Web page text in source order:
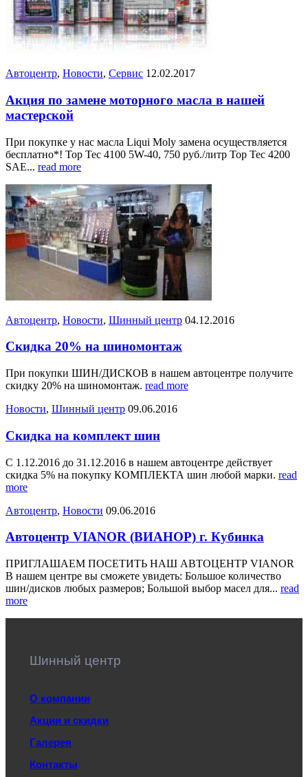
Автоцентр, Новости, Сервис 12.02.2017
Акция по замене моторного масла в нашей
мастерской
При покупке у нас масла Liqui Moly замена осуществляется
бесплатно*! Top Tec 4100 5W-40, 750 руб./литр Top Tec 4200
SAE... read more
Автоцентр, Новости, Шинный центр 04.12.2016
Скидка 20% на шиномонтаж
При покупки ШИН/ДИСКОВ в нашем автоцентре получите
скидку 20% на шиномонтаж. read more
Новости, Шинный центр 09.06.2016
Скидка на комплект шин
С 1.12.2016 до 31.12.2016 в нашем автоцентре действует
скидка 5% на покупку КОМПЛЕКТА шин любой марки. read
more
Автоцентр, Новости 09.06.2016
Автоцентр VIANOR (ВИАНОР) г. Кубинка
ПРИГЛАШАЕМ ПОСЕТИТЬ НАШ АВТОЦЕНТР VIANOR
В нашем центре вы сможете увидеть: Большое количество
шин/дисков любых размеров; Большой выбор масел для... read
more
Шинный центр
О компании
Акции и скидки
Галерея
Контакты